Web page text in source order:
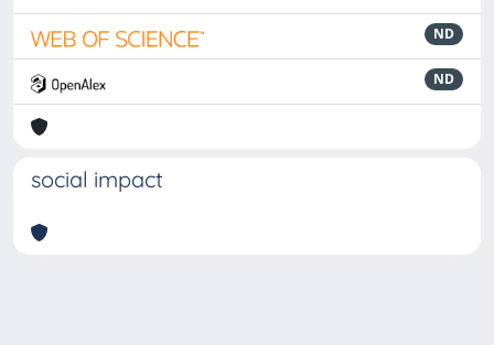
ND
ND
social impact